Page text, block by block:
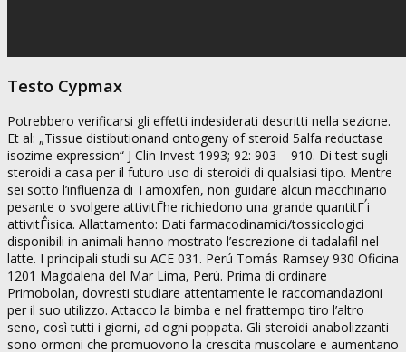
Testo Cypmax
Potrebbero verificarsi gli effetti indesiderati descritti nella sezione.
Et al: „Tissue distibutionand ontogeny of steroid 5alfa reductase
isozime expression“ J Clin Invest 1993; 92: 903 – 910. Di test sugli
steroidi a casa per il futuro uso di steroidi di qualsiasi tipo. Mentre
sei sotto l’influenza di Tamoxifen, non guidare alcun macchinario
pesante o svolgere attivitГࠣhe richiedono una grande quantitГࠤi
attivitГࠦisica. Allattamento: Dati farmacodinamici/tossicologici
disponibili in animali hanno mostrato l’escrezione di tadalafil nel
latte. I principali studi su ACE 031. Perú Tomás Ramsey 930 Oficina
1201 Magdalena del Mar Lima, Perú. Prima di ordinare
Primobolan, dovresti studiare attentamente le raccomandazioni
per il suo utilizzo. Attacco la bimba e nel frattempo tiro l’altro
seno, così tutti i giorni, ad ogni poppata. Gli steroidi anabolizzanti
sono ormoni che promuovono la crescita muscolare e aumentano